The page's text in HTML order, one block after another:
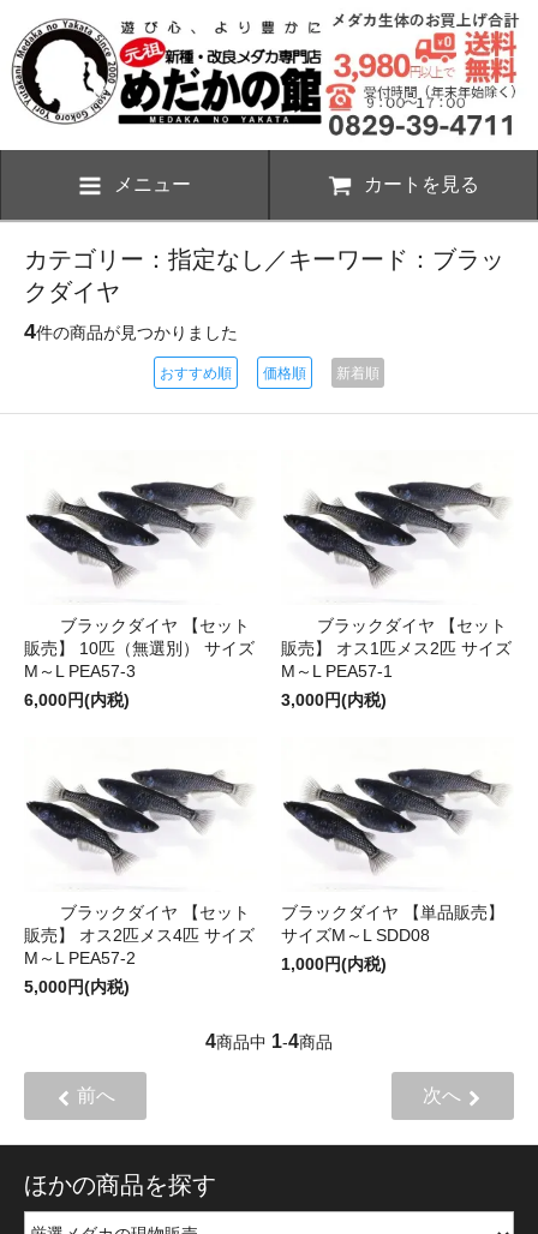
メニュー カートを見る
カテゴリー：指定なし／キーワード：ブラッ
クダイヤ
4件の商品が見つかりました
おすすめ順 価格順 新着順
ブラックダイヤ 【セット
販売】 10匹（無選別） サイズ
M～L PEA57-3
6,000円(内税)
ブラックダイヤ 【セット
販売】 オス1匹メス2匹 サイズ
M～L PEA57-1
3,000円(内税)
ブラックダイヤ 【セット
販売】 オス2匹メス4匹 サイズ
M～L PEA57-2
5,000円(内税)
ブラックダイヤ 【単品販売】
サイズM～L SDD08
1,000円(内税)
4商品中 1-4商品
前へ 次へ
ほかの商品を探す